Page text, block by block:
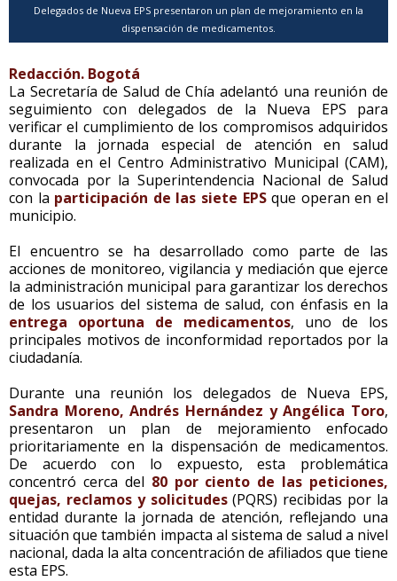
Delegados de Nueva EPS presentaron un plan de mejoramiento en la
dispensación de medicamentos.
Redacción. Bogotá
La Secretaría de Salud de Chía adelantó una reunión de
seguimiento con delegados de la Nueva EPS para
verificar el cumplimiento de los compromisos adquiridos
durante la jornada especial de atención en salud
realizada en el Centro Administrativo Municipal (CAM),
convocada por la Superintendencia Nacional de Salud
con la participación de las siete EPSque operan en el
municipio.
El encuentro se ha desarrollado como parte de las
acciones de monitoreo, vigilancia y mediación que ejerce
la administración municipal para garantizar los derechos
de los usuarios del sistema de salud, con énfasis en la
entrega oportuna de medicamentos, uno de los
principales motivos de inconformidad reportados por la
ciudadanía.
Durante una reunión los delegados de Nueva EPS,
Sandra Moreno, Andrés Hernández y Angélica Toro,
presentaron un plan de mejoramiento enfocado
prioritariamente en la dispensación de medicamentos.
De acuerdo con lo expuesto, esta problemática
concentró cerca del 80 por ciento de las peticiones,
quejas, reclamos y solicitudes(PQRS) recibidas por la
entidad durante la jornada de atención, reflejando una
situación que también impacta al sistema de salud a nivel
nacional, dada la alta concentración de afiliados que tiene
esta EPS.